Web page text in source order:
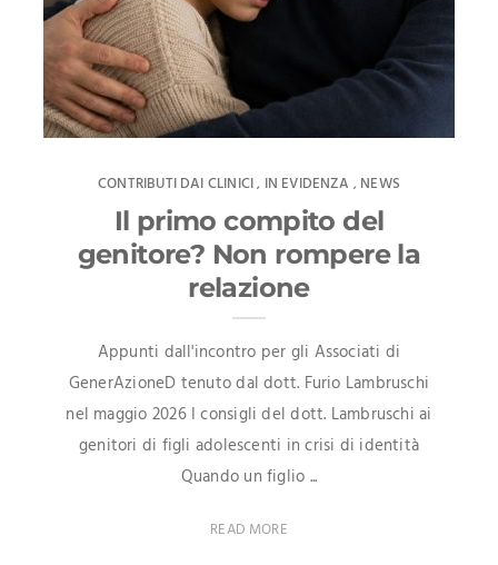
CONTRIBUTI DAI CLINICI, IN EVIDENZA , NEWS
Il primo compito del
genitore? Non rompere la
relazione
Appunti dall'incontro per gli Associati di
GenerAzioneD tenuto dal dott. Furio Lambruschi
nel maggio 2026 I consigli del dott. Lambruschi ai
genitori di figli adolescenti in crisi di identità
Quando un figlio ...
READ MORE